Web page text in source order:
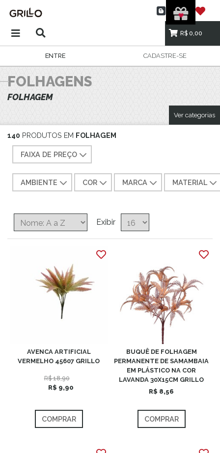
R$ 0,00
ENTRE CADASTRE-SE
FOLHAGENS
FOLHAGEM
Ver categorias
140 PRODUTOS EM FOLHAGEM
FAIXA DE PREÇO
AMBIENTE COR MARCA MATERIAL
Exibir
AVENCA ARTIFICIAL
VERMELHO 45607 GRILLO
R$ 18,90
R$ 9,90
COMPRAR
BUQUÊ DE FOLHAGEM
PERMANENTE DE SAMAMBAIA
EM PLÁSTICO NA COR
LAVANDA 30X15CM GRILLO
R$ 8,56
COMPRAR